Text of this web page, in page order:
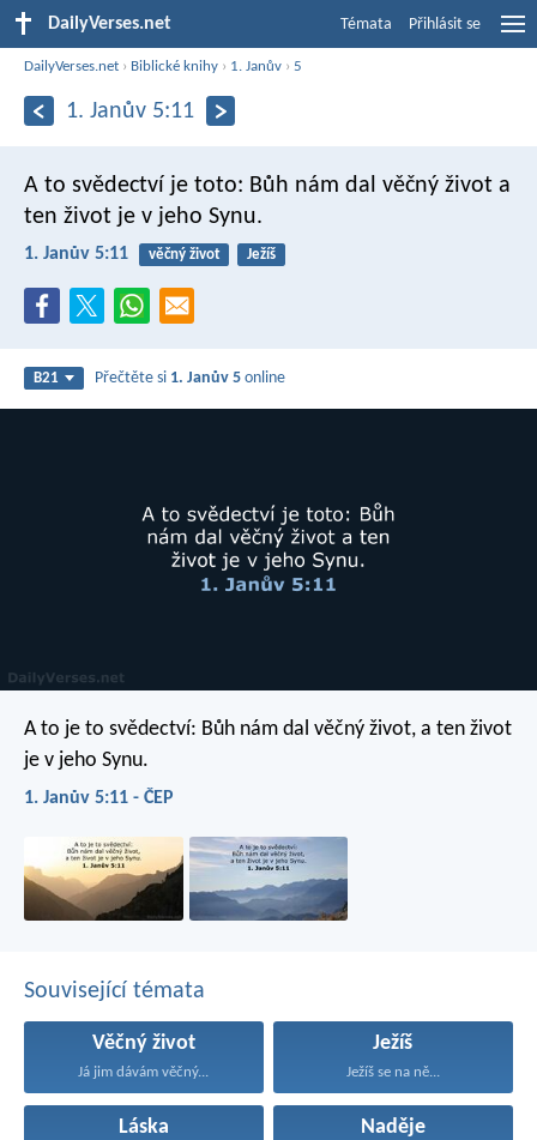
DailyVerses.net Témata Přihlásit se
DailyVerses.net › Biblické knihy › 1. Janův ›5
1. Janův 5:11
A to svědectví je toto: Bůh nám dal věčný život a
ten život je v jeho Synu.
1. Janův 5:11 věčný život Ježíš
B21 Přečtěte si 1. Janův 5 online
A to je to svědectví: Bůh nám dal věčný život, a ten život
je v jeho Synu.
1. Janův 5:11 - ČEP
Související témata
Věčný život
Já jim dávám věčný...
Ježíš
Ježíš se na ně...
Láska Naděje